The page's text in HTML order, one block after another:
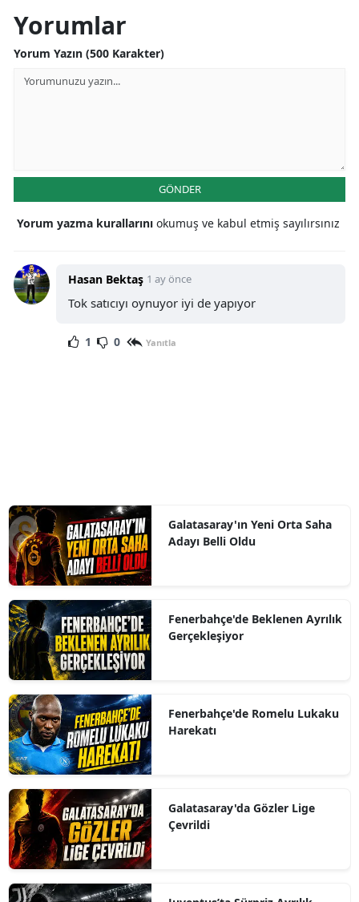
Yorumlar
Yorum Yazın (500 Karakter)
GÖNDER
Yorum yazma kurallarını okumuş ve kabul etmiş sayılırsınız
Hasan Bektaş 1 ay önce
Tok satıcıyı oynuyor iyi de yapıyor
1 0 Yanıtla
Galatasaray'ın Yeni Orta Saha
Adayı Belli Oldu
Fenerbahçe'de Beklenen Ayrılık
Gerçekleşiyor
Fenerbahçe'de Romelu Lukaku
Harekatı
Galatasaray'da Gözler Lige
Çevrildi